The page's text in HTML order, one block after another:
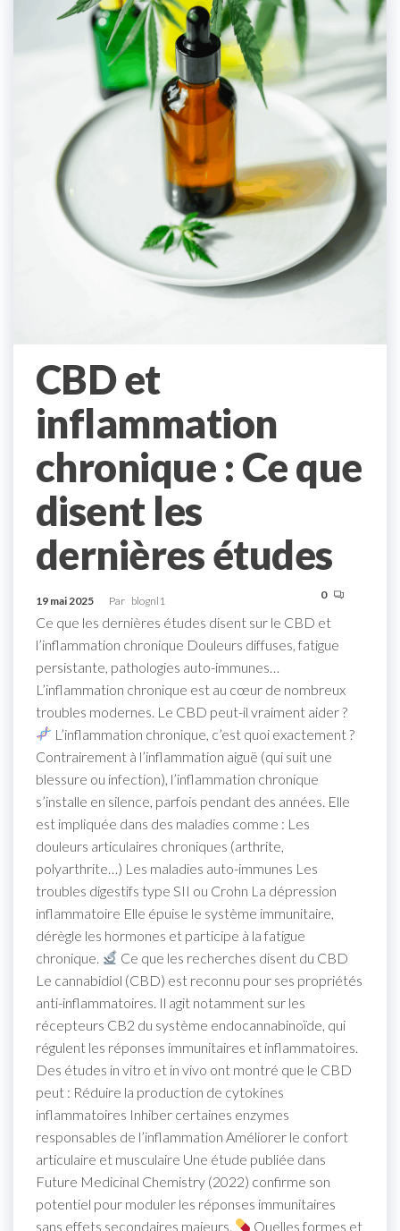
CBD et
inflammation
chronique : Ce que
disent les
dernières études
19 mai 2025 Par blognl1 0
Ce que les dernières études disent sur le CBD et
l’inflammation chronique Douleurs diffuses, fatigue
persistante, pathologies auto-immunes…
L’inflammation chronique est au cœur de nombreux
troubles modernes. Le CBD peut-il vraiment aider ?
L’inflammation chronique, c’est quoi exactement ?
Contrairement à l’inflammation aiguë (qui suit une
blessure ou infection), l’inflammation chronique
s’installe en silence, parfois pendant des années. Elle
est impliquée dans des maladies comme : Les
douleurs articulaires chroniques (arthrite,
polyarthrite…) Les maladies auto-immunes Les
troubles digestifs type SII ou Crohn La dépression
inflammatoire Elle épuise le système immunitaire,
dérègle les hormones et participe à la fatigue
chronique.
Ce que les recherches disent du CBD
Le cannabidiol (CBD) est reconnu pour ses propriétés
anti-inflammatoires. Il agit notamment sur les
récepteurs CB2 du système endocannabinoïde, qui
régulent les réponses immunitaires et inflammatoires.
Des études in vitro et in vivo ont montré que le CBD
peut : Réduire la production de cytokines
inflammatoires Inhiber certaines enzymes
responsables de l’inflammation Améliorer le confort
articulaire et musculaire Une étude publiée dans
Future Medicinal Chemistry (2022) confirme son
potentiel pour moduler les réponses immunitaires
sans effets secondaires majeurs.
Quelles formes et